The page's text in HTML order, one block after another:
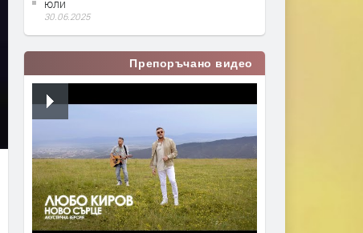
юли
30.06.2025
Препоръчано видео